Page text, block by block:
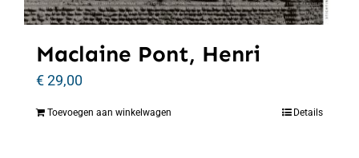
Maclaine Pont, Henri
€29,00
Toevoegen aan winkelwagen Details